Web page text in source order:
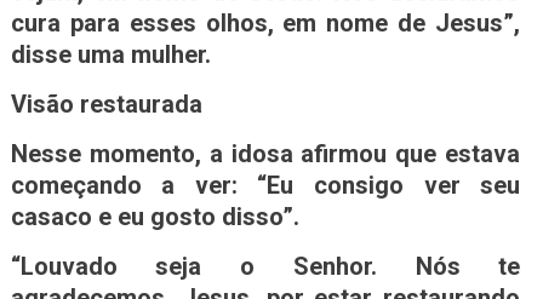
cura para esses olhos, em nome de Jesus”,
disse uma mulher.
Visão restaurada
Nesse momento, a idosa afirmou que estava
começando a ver: “Eu consigo ver seu
casaco e eu gosto disso”.
“Louvado seja o Senhor. Nós te